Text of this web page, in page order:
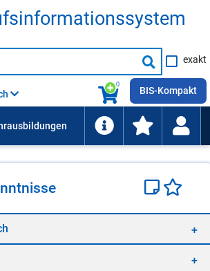
Suche
starten
exakt
0
BIS-Kompakt